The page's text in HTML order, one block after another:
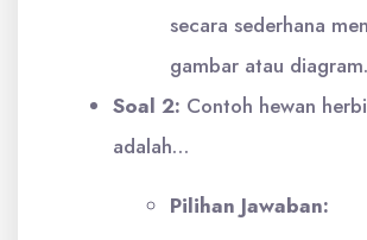
secara sederhana
gambar atau diagram.
Soal 2: Contoh hewan
adalah…
Pilihan Jawaban: